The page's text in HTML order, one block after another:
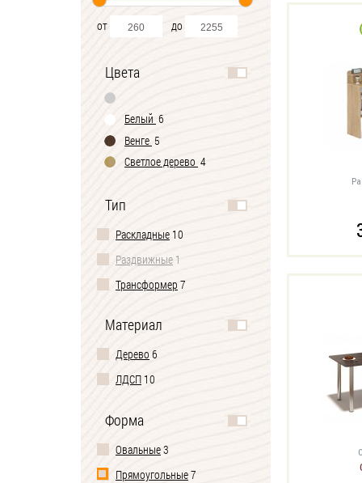
от до
Цвета
Белый 6
Венге 5
Светлое дерево 4
Тип
Раскладные 10
Раздвижные 1
Трансформер 7
Материал
Дерево 6
ЛДСП 10
Форма
Овальные3
Прямоугольные7